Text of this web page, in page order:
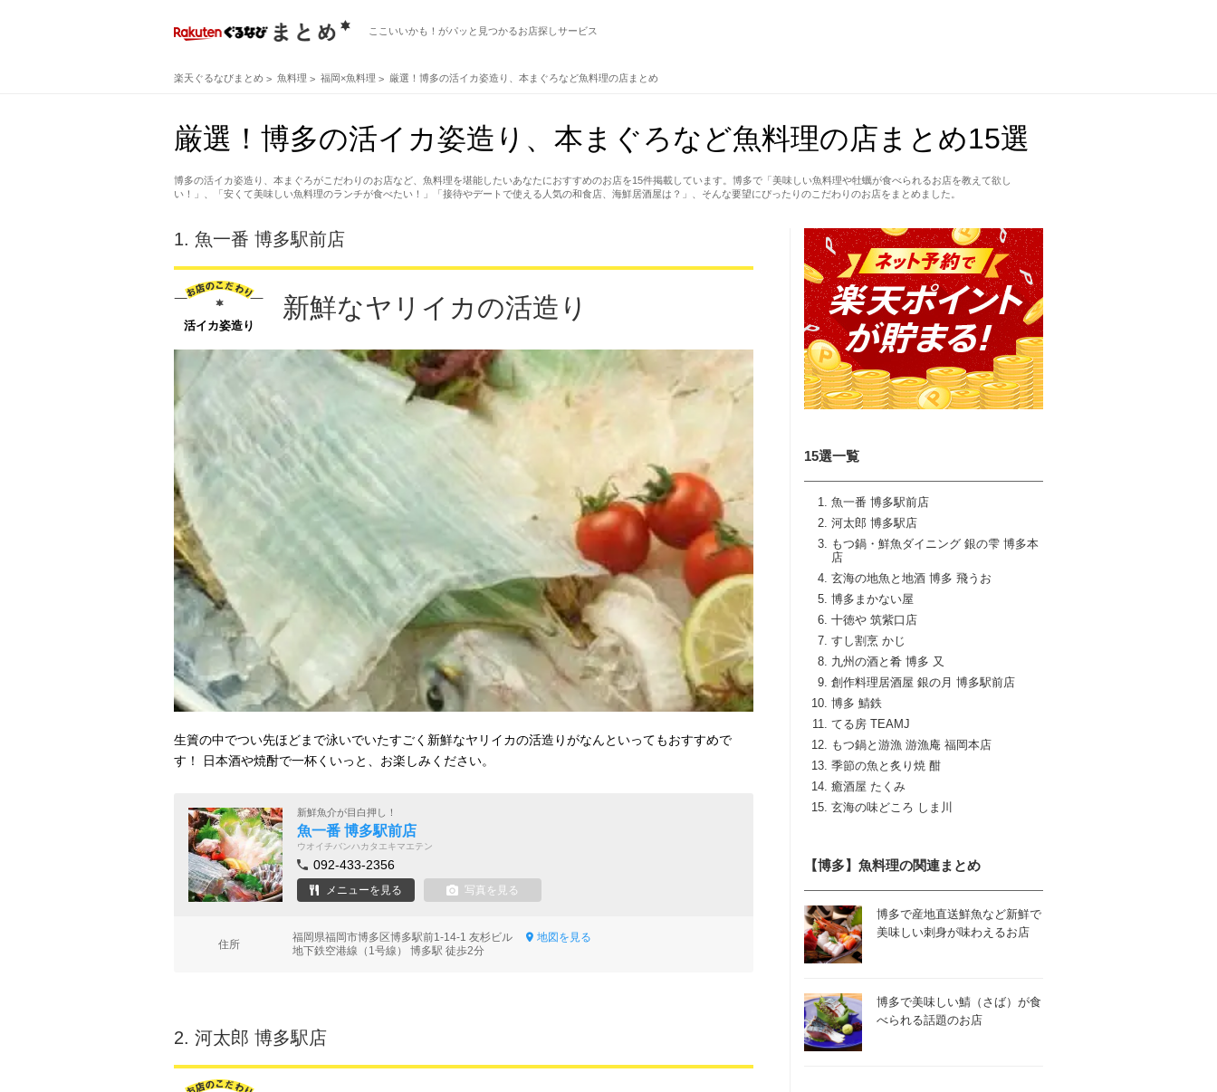
ここいいかも！がパッと見つかるお店探しサービス
楽天ぐるなびまとめ 魚料理 福岡×魚料理 厳選！博多の活イカ姿造り、本まぐろなど魚料理の店まとめ
厳選！博多の活イカ姿造り、本まぐろなど魚料理の店まとめ15選
博多の活イカ姿造り、本まぐろがこだわりのお店など、魚料理を堪能したいあなたにおすすめのお店を15件掲載しています。博多で「美味しい魚料理や牡蠣が食べられるお店を教えて欲し
い！」、「安くて美味しい魚料理のランチが食べたい！」「接待やデートで使える人気の和食店、海鮮居酒屋は？」、そんな要望にぴったりのこだわりのお店をまとめました。
15選一覧
魚一番 博多駅前店
河太郎 博多駅店
もつ鍋・鮮魚ダイニング 銀の雫 博多本
店
玄海の地魚と地酒 博多 飛うお
博多まかない屋
十徳や 筑紫口店
すし割烹 かじ
九州の酒と肴 博多 又
創作料理居酒屋 銀の月 博多駅前店
博多 鯖鉄
てる房 TEAMJ
もつ鍋と游漁 游漁庵 福岡本店
季節の魚と炙り焼 酣
癒酒屋 たくみ
玄海の味どころ しま川
1. 魚一番 博多駅前店
活イカ姿造り
新鮮なヤリイカの活造り
生簀の中でつい先ほどまで泳いでいたすごく新鮮なヤリイカの活造りがなんといってもおすすめで
す！ 日本酒や焼酎で一杯くいっと、お楽しみください。
新鮮魚介が目白押し！
魚一番 博多駅前店
ウオイチバンハカタエキマエテン
092-433-2356
メニューを見る 写真を見る
住所
福岡県福岡市博多区博多駅前1-14-1 友杉ビル
地図を見る
地下鉄空港線（1号線） 博多駅 徒歩2分
2. 河太郎 博多駅店
【博多】魚料理の関連まとめ
博多で産地直送鮮魚など新鮮で
美味しい刺身が味わえるお店
博多で美味しい鯖（さば）が食
べられる話題のお店